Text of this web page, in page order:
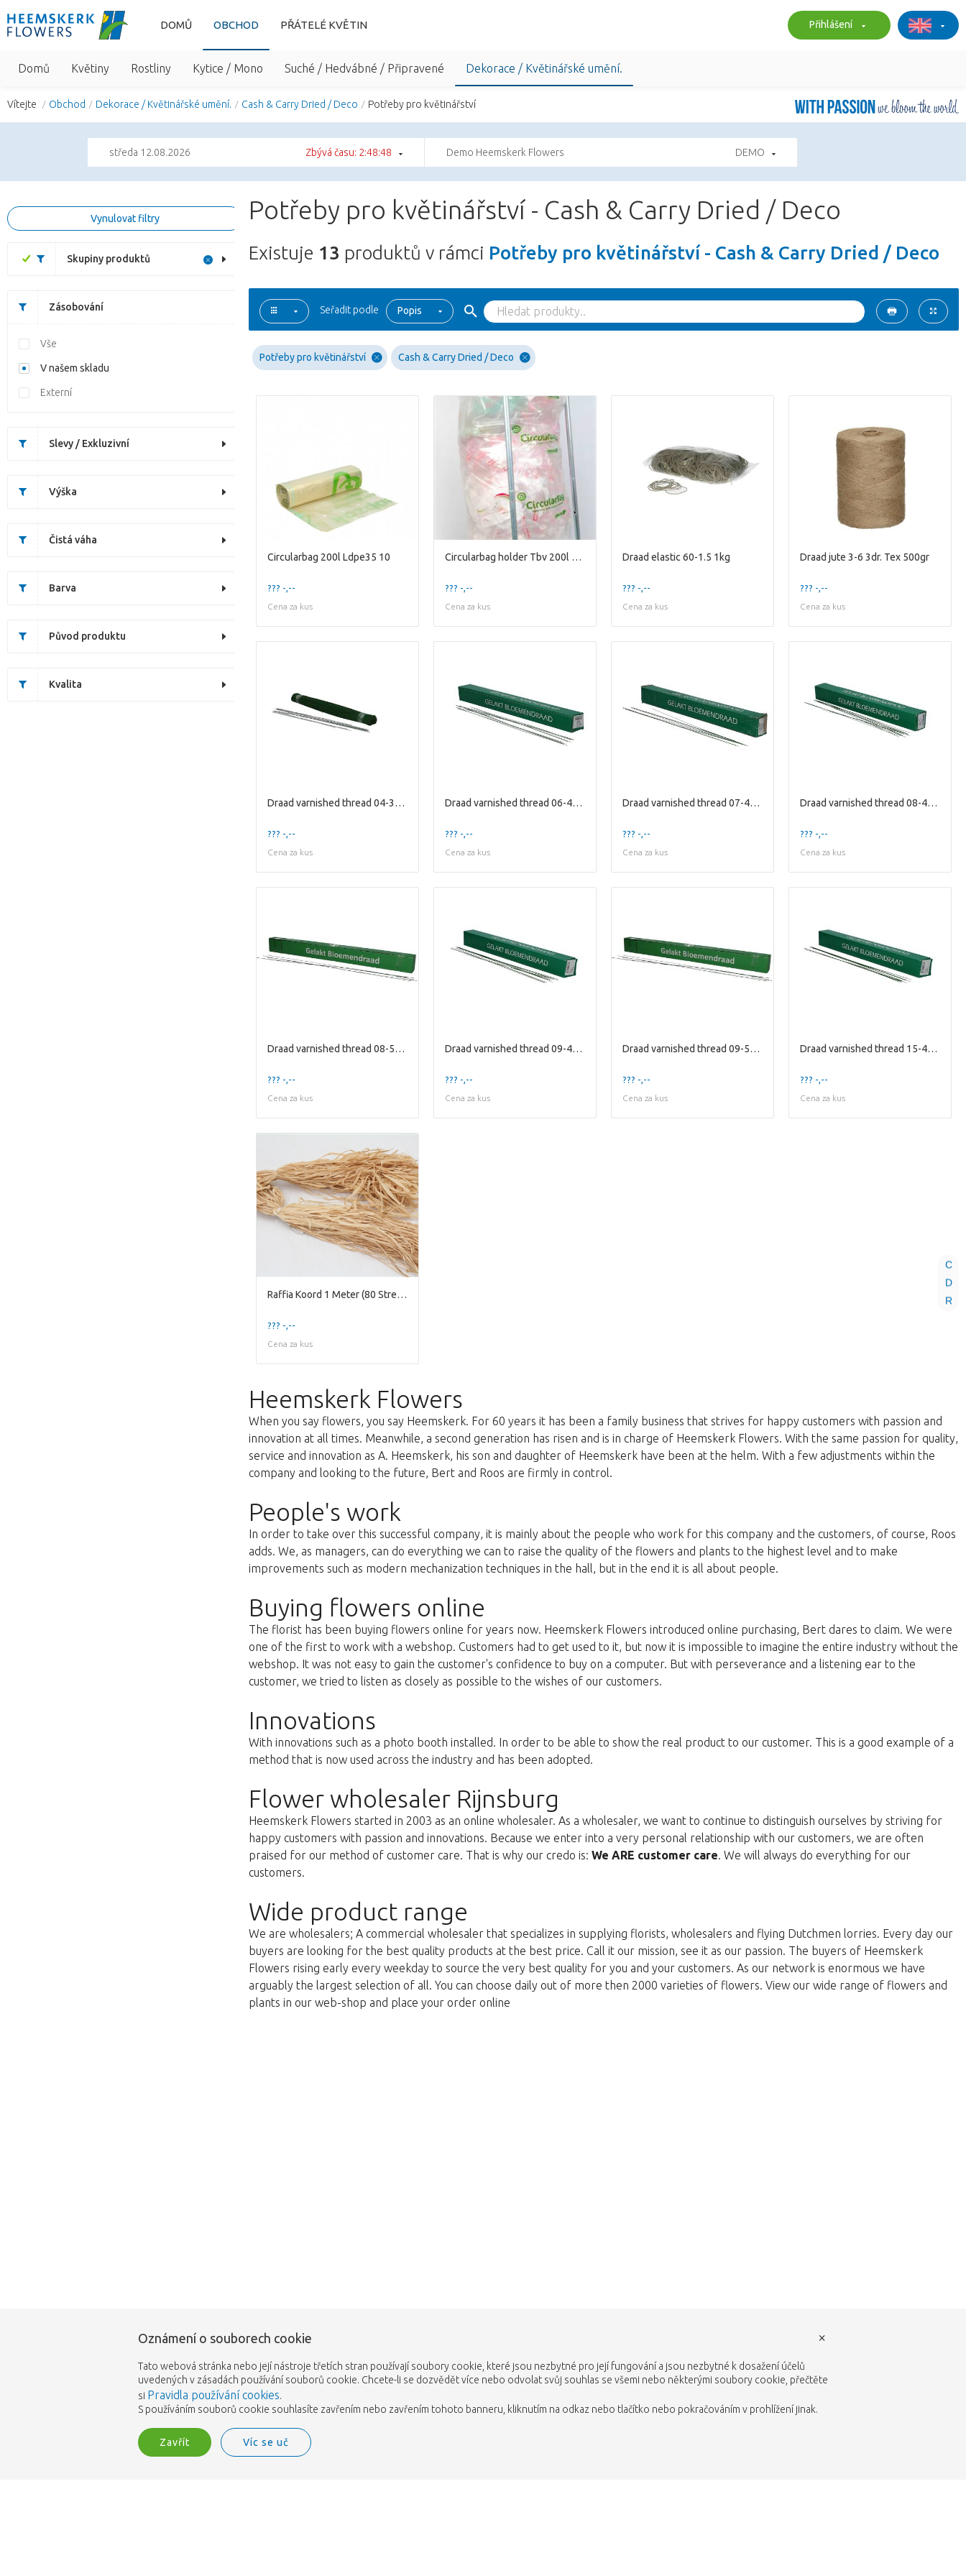
DOMŮ OBCHOD PŘÁTELÉ KVĚTIN Přihlášení
Domů Květiny Rostliny Kytice / Mono Suché / Hedvábné / Připravené Dekorace / Květinářské umění.
Vítejte Obchod Dekorace / Květinářské umění. Cash & Carry Dried / Deco Potřeby pro květinářství
středa 12.08.2026 Zbývá času: 2:48:47 Demo Heemskerk Flowers DEMO
C
D
R
Vynulovat filtry
Skupiny produktů
Zásobování
Vše
V našem skladu
Externí
Slevy / Exkluzivní
Výška
Čistá váha
Barva
Původ produktu
Kvalita
Potřeby pro květinářství - Cash & Carry Dried / Deco
Existuje 13 produktů v rámci Potřeby pro květinářství - Cash & Carry Dried / Deco
Seřadit podle Popis
Potřeby pro květinářství Cash & Carry Dried / Deco
Circularbag 200l Ldpe35 10
??? -,--
Cena za kus
Circularbag holder Tbv 200l Bag
??? -,--
Cena za kus
Draad elastic 60-1.5 1kg
??? -,--
Cena za kus
Draad jute 3-6 3dr. Tex 500gr
??? -,--
Cena za kus
Draad varnished thread 04-30cm 1kg
??? -,--
Cena za kus
Draad varnished thread 06-40cm 2kg
??? -,--
Cena za kus
Draad varnished thread 07-40cm 2kg
??? -,--
Cena za kus
Draad varnished thread 08-40cm 2kg
??? -,--
Cena za kus
Draad varnished thread 08-50cm 2kg
??? -,--
Cena za kus
Draad varnished thread 09-40cm 2kg
??? -,--
Cena za kus
Draad varnished thread 09-50cm 2kg
??? -,--
Cena za kus
Draad varnished thread 15-40cm 2kg
??? -,--
Cena za kus
Raffia Koord 1 Meter (80 Streng per Bundel)
??? -,--
Cena za kus
Heemskerk Flowers
When you say flowers, you say Heemskerk. For 60 years it has been a family business that strives for happy customers with passion and
innovation at all times. Meanwhile, a second generation has risen and is in charge of Heemskerk Flowers. With the same passion for quality,
service and innovation as A. Heemskerk, his son and daughter of Heemskerk have been at the helm. With a few adjustments within the
company and looking to the future, Bert and Roos are firmly in control.
People's work
In order to take over this successful company, it is mainly about the people who work for this company and the customers, of course, Roos
adds. We, as managers, can do everything we can to raise the quality of the flowers and plants to the highest level and to make
improvements such as modern mechanization techniques in the hall, but in the end it is all about people.
Buying flowers online
The florist has been buying flowers online for years now. Heemskerk Flowers introduced online purchasing, Bert dares to claim. We were
one of the first to work with a webshop. Customers had to get used to it, but now it is impossible to imagine the entire industry without the
webshop. It was not easy to gain the customer's confidence to buy on a computer. But with perseverance and a listening ear to the
customer, we tried to listen as closely as possible to the wishes of our customers.
Innovations
With innovations such as a photo booth installed. In order to be able to show the real product to our customer. This is a good example of a
method that is now used across the industry and has been adopted.
Flower wholesaler Rijnsburg
Heemskerk Flowers started in 2003 as an online wholesaler. As a wholesaler, we want to continue to distinguish ourselves by striving for
happy customers with passion and innovations. Because we enter into a very personal relationship with our customers, we are often
praised for our method of customer care. That is why our credo is: We ARE customer care. We will always do everything for our
customers.
Wide product range
We are wholesalers; A commercial wholesaler that specializes in supplying florists, wholesalers and flying Dutchmen lorries. Every day our
buyers are looking for the best quality products at the best price. Call it our mission, see it as our passion. The buyers of Heemskerk
Flowers rising early every weekday to source the very best quality for you and your customers. As our network is enormous we have
arguably the largest selection of all. You can choose daily out of more then 2000 varieties of flowers. View our wide range of flowers and
plants in our web-shop and place your order online
Oznámení o souborech cookie
Tato webová stránka nebo její nástroje třetích stran používají soubory cookie, které jsou nezbytné pro její fungování a jsou nezbytné k dosažení účelů
uvedených v zásadách používání souborů cookie. Chcete-li se dozvědět více nebo odvolat svůj souhlas se všemi nebo některými soubory cookie, přečtěte
si Pravidla používání cookies.
S používáním souborů cookie souhlasíte zavřením nebo zavřením tohoto banneru, kliknutím na odkaz nebo tlačítko nebo pokračováním v prohlížení jinak.
Zavřít Víc se uč
×